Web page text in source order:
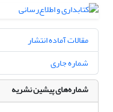
مقالات آماده انتشار
شماره جاری
شماره‌های پیشین نشریه